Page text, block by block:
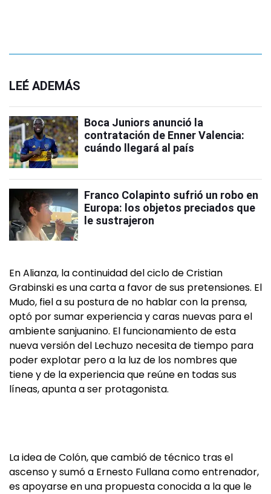
LEÉ ADEMÁS
Boca Juniors anunció la
contratación de Enner Valencia:
cuándo llegará al país
Franco Colapinto sufrió un robo en
Europa: los objetos preciados que
le sustrajeron
En Alianza, la continuidad del ciclo de Cristian
Grabinski es una carta a favor de sus pretensiones. El
Mudo, fiel a su postura de no hablar con la prensa,
optó por sumar experiencia y caras nuevas para el
ambiente sanjuanino. El funcionamiento de esta
nueva versión del Lechuzo necesita de tiempo para
poder explotar pero a la luz de los nombres que
tiene y de la experiencia que reúne en todas sus
líneas, apunta a ser protagonista.
La idea de Colón, que cambió de técnico tras el
ascenso y sumó a Ernesto Fullana como entrenador,
es apoyarse en una propuesta conocida a la que le